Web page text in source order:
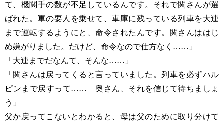
て、機関手の数が不足しているんです。それで関さんが選
ばれた。軍の要人を乗せて、車庫に残っている列車を大連
まで運転するようにと、命令されたんです。関さんははじ
め嫌がりました。だけど、命令なので仕方なく……」
「大連までだなんて、そんな……」
「関さんは戻ってくると言っていました。列車を必ずハル
ピンまで戻すって…… 奥さん、それを信じて待ちましょ
う」
父か戻ってこないとわかると、母は父のために取り分けて